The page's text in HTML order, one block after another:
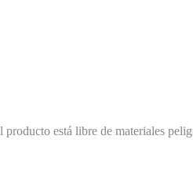
está libre de materiales